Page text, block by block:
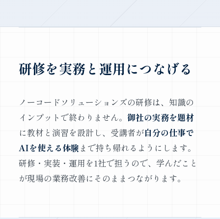
研修を実務と運用につなげる
ノーコードソリューションズの研修は、知識の
インプットで終わりません。 御社の実務を題材
に教材と演習を設計し、受講者が自分の仕事で
AIを使える体験 まで持ち帰れるようにします。
研修・実装・運用を1社で担うので、学んだこと
が現場の業務改善にそのままつながります。